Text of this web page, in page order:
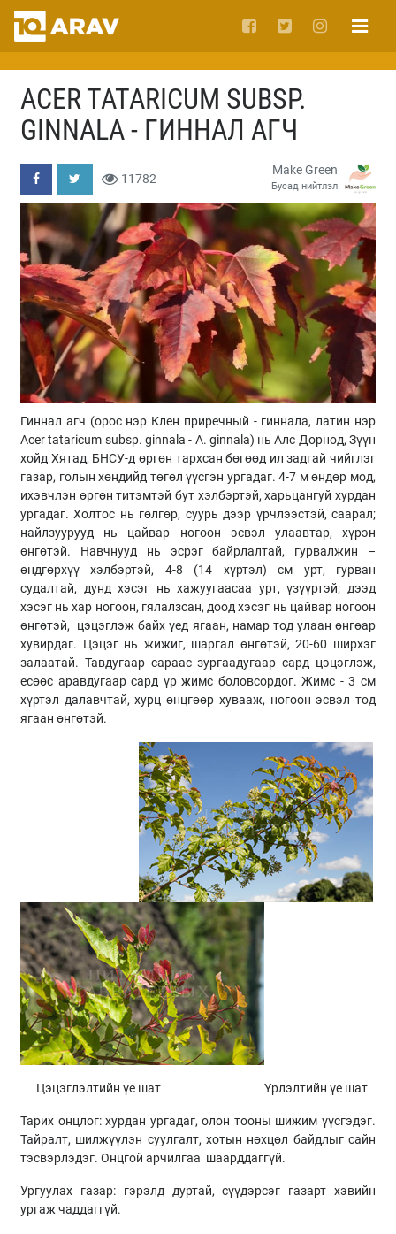
ACER TATARICUM SUBSP.
GINNALA - ГИННАЛ АГЧ
11782
Make Green
Бусад нийтлэл
Гиннал агч (орос нэр Клен приречный - гиннала, латин нэр
Acer tataricum subsp. ginnala - A. ginnala) нь Алс Дорнод, Зүүн
хойд Хятад, БНСУ-д өргөн тархсан бөгөөд ил задгай чийглэг
газар, голын хөндийд төгөл үүсгэн ургадаг. 4-7 м өндөр мод,
ихэвчлэн өргөн титэмтэй бут хэлбэртэй, харьцангуй хурдан
ургадаг. Холтос нь гөлгөр, суурь дээр үрчлээстэй, саарал;
найлзуурууд нь цайвар ногоон эсвэл улаавтар, хүрэн
өнгөтэй. Навчнууд нь эсрэг байрлалтай, гурвалжин –
өндгөрхүү хэлбэртэй, 4-8 (14 хүртэл) см урт, гурван
судалтай, дунд хэсэг нь хажуугаасаа урт, үзүүртэй; дээд
хэсэг нь хар ногоон, гялалзсан, доод хэсэг нь цайвар ногоон
өнгөтэй, цэцэглэж байх үед ягаан, намар тод улаан өнгөар
хувирдаг. Цэцэг нь жижиг, шаргал өнгөтэй, 20-60 ширхэг
залаатай. Тавдугаар сараас зургаадугаар сард цэцэглэж,
есөөс аравдугаар сард үр жимс боловсордог. Жимс - 3 см
хүртэл далавчтай, хурц өнцгөөр хувааж, ногоон эсвэл тод
ягаан өнгөтэй.
Цэцэглэлтийн үе шат Үрлэлтийн үе шат
Тарих онцлог: хурдан ургадаг, олон тооны шижим үүсгэдэг.
Тайралт, шилжүүлэн суулгалт, хотын нөхцөл байдлыг сайн
тэсвэрлэдэг. Онцгой арчилгаа шаарддаггүй.
Ургуулах газар: гэрэлд дуртай, сүүдэрсэг газарт хэвийн
ургаж чаддаггүй.